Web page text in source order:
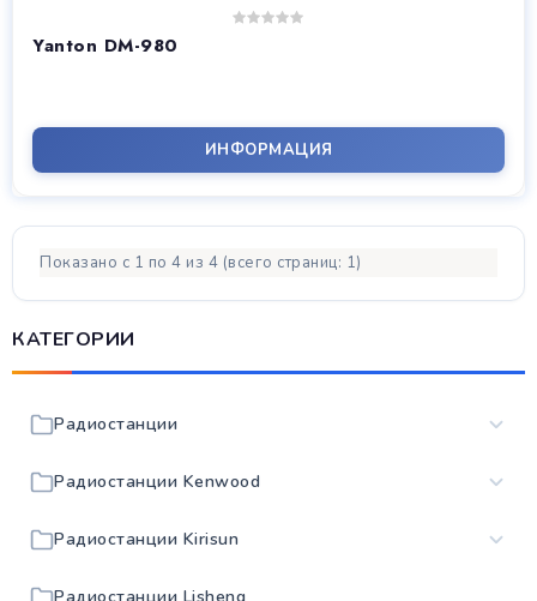
Yanton DM-980
ИНФОРМАЦИЯ
Показано с 1 по 4 из 4 (всего страниц: 1)
КАТЕГОРИИ
Радиостанции
Радиостанции Kenwood
Радиостанции Kirisun